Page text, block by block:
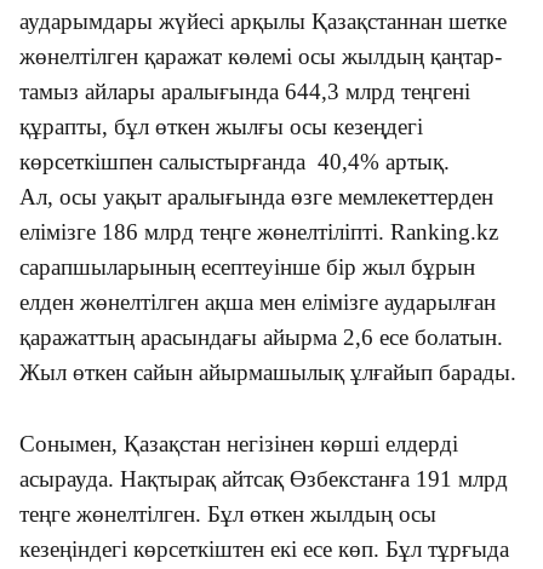
аударымдары жүйесі арқылы Қазақстаннан шетке
жөнелтілген қаражат көлемі осы жылдың қаңтар-
тамыз айлары аралығында 644,3 млрд теңгені
құрапты, бұл өткен жылғы осы кезеңдегі
көрсеткішпен салыстырғанда 40,4% артық.
Ал, осы уақыт аралығында өзге мемлекеттерден
елімізге 186 млрд теңге жөнелтіліпті. Ranking.kz
сарапшыларының есептеуінше бір жыл бұрын
елден жөнелтілген ақша мен елімізге аударылған
қаражаттың арасындағы айырма 2,6 есе болатын.
Жыл өткен сайын айырмашылық ұлғайып барады.
Сонымен, Қазақстан негізінен көрші елдерді
асырауда. Нақтырақ айтсақ Өзбекстанға 191 млрд
теңге жөнелтілген. Бұл өткен жылдың осы
кезеңіндегі көрсеткіштен екі есе көп. Бұл тұрғыда